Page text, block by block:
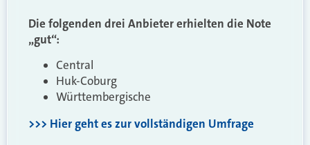
Die folgenden drei Anbieter erhielten die Note
„gut“:
Central
Huk-Coburg
Württembergische
>>> Hier geht es zur vollständigen Umfrage